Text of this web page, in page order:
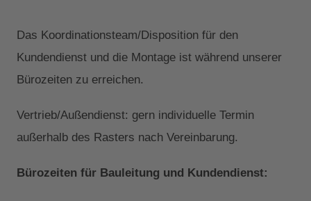
Das Koordinationsteam/Disposition für den
Kundendienst und die Montage ist während unserer
Bürozeiten zu erreichen.
Vertrieb/Außendienst: gern individuelle Termin
außerhalb des Rasters nach Vereinbarung.
Bürozeiten für Bauleitung und Kundendienst: